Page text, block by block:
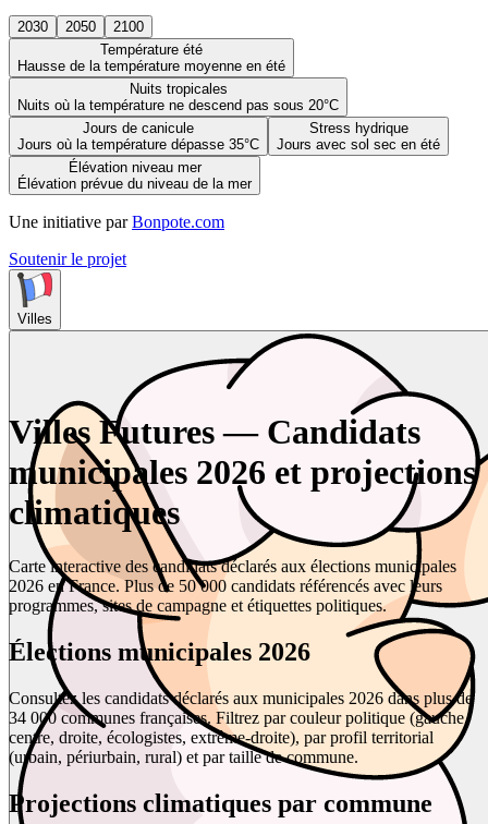
2030 2050
2100
Température été
Hausse de la température moyenne en été
Nuits tropicales
Nuits où la température ne descend pas sous 20°C
Jours de canicule
Jours où la température dépasse 35°C
Stress hydrique
Jours avec sol sec en été
Élévation niveau mer
Élévation prévue du niveau de la mer
Une initiative par Bonpote.com
Soutenir le projet
Villes
Villes Futures — Candidats
municipales 2026 et projections
climatiques
Carte interactive des candidats déclarés aux élections municipales
2026 en France. Plus de 50 000 candidats référencés avec leurs
programmes, sites de campagne et étiquettes politiques.
Élections municipales 2026
Consultez les candidats déclarés aux municipales 2026 dans plus de
34 000 communes françaises. Filtrez par couleur politique (gauche,
centre, droite, écologistes, extrême-droite), par profil territorial
(urbain, périurbain, rural) et par taille de commune.
Projections climatiques par commune